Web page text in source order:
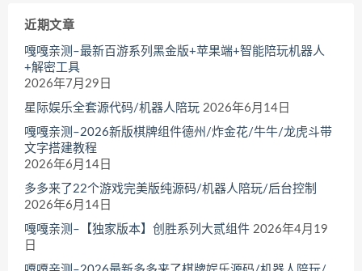
近期文章
嘎嘎亲测–最新百游系列黑金版+苹果端+智能陪玩机器人
+解密工具
2026年7月29日
星际娱乐全套源代码/机器人陪玩 2026年6月14日
嘎嘎亲测–2026新版棋牌组件德州/炸金花/牛牛/龙虎斗带
文字搭建教程
2026年6月14日
多多来了22个游戏完美版纯源码/机器人陪玩/后台控制
2026年6月14日
嘎嘎亲测–【独家版本】创胜系列大贰组件 2026年4月19
日